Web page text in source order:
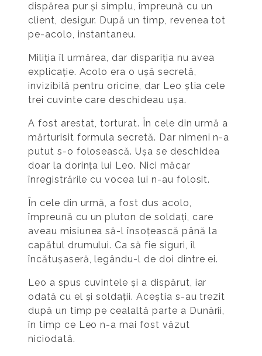
dispărea pur și simplu, împreună cu un
client, desigur. După un timp, revenea tot
pe-acolo, instantaneu.
Miliția îl urmărea, dar dispariția nu avea
explicație. Acolo era o ușă secretă,
invizibilă pentru oricine, dar Leo știa cele
trei cuvinte care deschideau ușa.
A fost arestat, torturat. În cele din urmă a
mărturisit formula secretă. Dar nimeni n-a
putut s-o folosească. Ușa se deschidea
doar la dorința lui Leo. Nici măcar
înregistrările cu vocea lui n-au folosit.
În cele din urmă, a fost dus acolo,
împreună cu un pluton de soldați, care
aveau misiunea să-l însoțească până la
capătul drumului. Ca să fie siguri, îl
încătușaseră, legându-l de doi dintre ei.
Leo a spus cuvintele și a dispărut, iar
odată cu el și soldații. Aceștia s-au trezit
după un timp pe cealaltă parte a Dunării,
în timp ce Leo n-a mai fost văzut
niciodată.